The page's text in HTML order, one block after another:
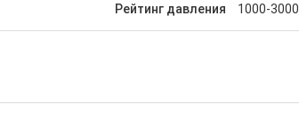
Рейтинг давления 1000-